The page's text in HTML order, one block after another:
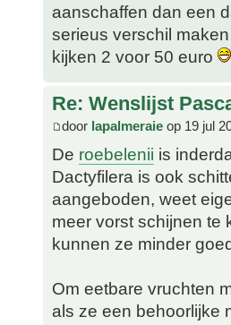
aanschaffen dan een
serieus verschil
kijken 2 voor 50 euro
Re: Wenslijst
door lapalmeraie op 19 jul
De roebelenii is
Dactyfilera is ook
aangeboden, weet
meer vorst schijnen te
kunnen ze minder
Om eetbare vruchten
als ze een behoorlijke